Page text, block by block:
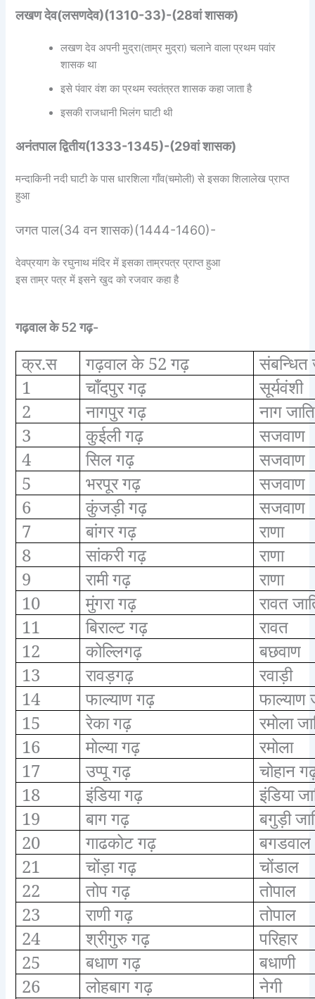
लखण देव(लसणदेव)(1310-33)-(28वां शासक)
लखण देव अपनी मुद्रा(ताम्र मुद्रा) चलाने वाला प्रथम पवांर
शासक था
इसे पंवार वंश का प्रथम स्वतंत्रत शासक कहा जाता है
इसकी राजधानी भिलंग घाटी थी
अनंतपाल द्वितीय(1333-1345)-(29वां शासक)
मन्दाकिनी नदी घाटी के पास धारशिला गाँव(चमोली) से इसका शिलालेख प्राप्त
हुआ
जगत पाल(34 वन शासक)(1444-1460)-
देवप्रयाग के रघुनाथ मंदिर में इसका ताम्रपत्र प्राप्त हुआ
इस ताम्र पत्र में इसने खुद को रजवार कहा है
गढ़वाल के 52 गढ़-
क्र.स गढ़वाल के 52 गढ़
संबन्धित
1
चाँदपुर गढ़
सूर्यवंशी
2
नागपुर गढ़
नाग जाति
3
कुईली गढ़
सजवाण
4
सिल गढ़
सजवाण
5
भरपूर गढ़
सजवाण
6
कुंजड़ी गढ़
सजवाण
7
बांगर गढ़
राणा
8
सांकरी गढ़
राणा
9
रामी गढ़
राणा
10
मुंगरा गढ़
रावत
11
बिराल्ट गढ़
रावत
12
कोल्लिगढ़
बछवाण
13
रावड़गढ़
रवाड़ी
14
फाल्याण गढ़
फाल्याण
15
रेका गढ़
रमोला
16
मोल्या गढ़
रमोला
17
उप्पू गढ़
चोहान
18
इंडिया गढ़
इंडिया
19
बाग गढ़
बगुड़ी
20
गाढकोट गढ़
बगडवाल
21
चोंड़ा गढ़
चोंडाल
22
तोप गढ़
तोपाल
23
राणी गढ़
तोपाल
24
श्रीगुरु गढ़
परिहार
25
बधाण गढ़
बधाणी
26
लोहबाग गढ़
नेगी